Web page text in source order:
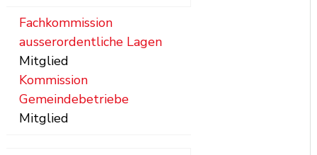
Fachkommission
ausserordentliche Lagen
Mitglied
Kommission
Gemeindebetriebe
Mitglied